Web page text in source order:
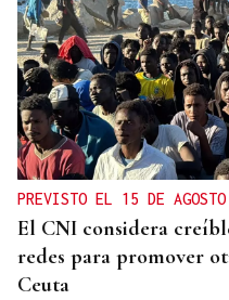
PREVISTO EL 15 DE AGOSTO
El CNI considera
redes para promover
Ceuta